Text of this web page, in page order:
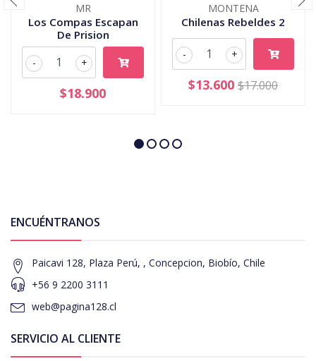
MR
Los Compas Escapan
De Prision
+
-
$18.900
MONTENA
Chilenas Rebeldes 2
+
-
$13.600 $17.000
ENCUÉNTRANOS
Paicavi 128, Plaza Perú, , Concepcion, Biobío, Chile
+56 9 2200 3111
web@pagina128.cl
SERVICIO AL CLIENTE